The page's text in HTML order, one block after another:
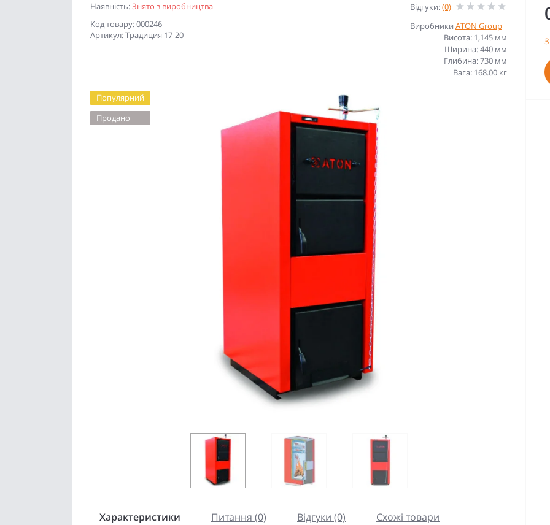
Наявність:Знято з виробництва
Код товару: 000246
Артикул: Традиция 17-20
Відгуки:(0)
Виробники ATON Group
Висота: 1,145 мм
Ширина: 440 мм
Глибина: 730 мм
Вага: 168.00 кг
Популярний
Продано
Характеристики Питання (0) Відгуки (0) Схожі товари